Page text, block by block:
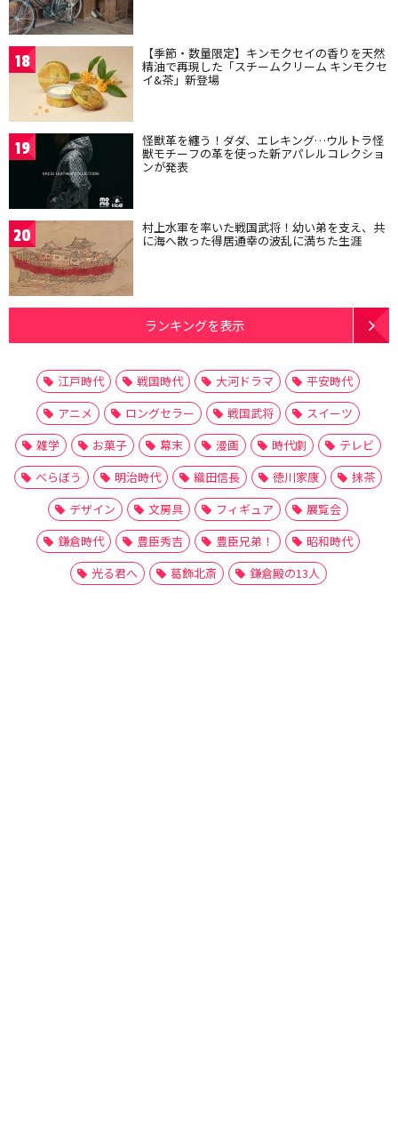
18 【季節・数量限定】キンモクセイの香りを天然
精油で再現した「スチームクリーム キンモクセ
イ&茶」新登場
19 怪獣革を纏う！ダダ、エレキング…ウルトラ怪
獣モチーフの革を使った新アパレルコレクショ
ンが発表
20 村上水軍を率いた戦国武将！幼い弟を支え、共
に海へ散った得居通幸の波乱に満ちた生涯
ランキングを表示
江戸時代 戦国時代 大河ドラマ
平安時代
アニメ
ロングセラー 戦国武将
スイーツ
雑学
お菓子 幕末 漫画 時代劇
テレビ
べらぼう
明治時代 織田信長 徳川家康
抹茶
デザイン
文房具 フィギュア
展覧会
鎌倉時代
豊臣秀吉 豊臣兄弟！
昭和時代
光る君へ
葛飾北斎 鎌倉殿の13人